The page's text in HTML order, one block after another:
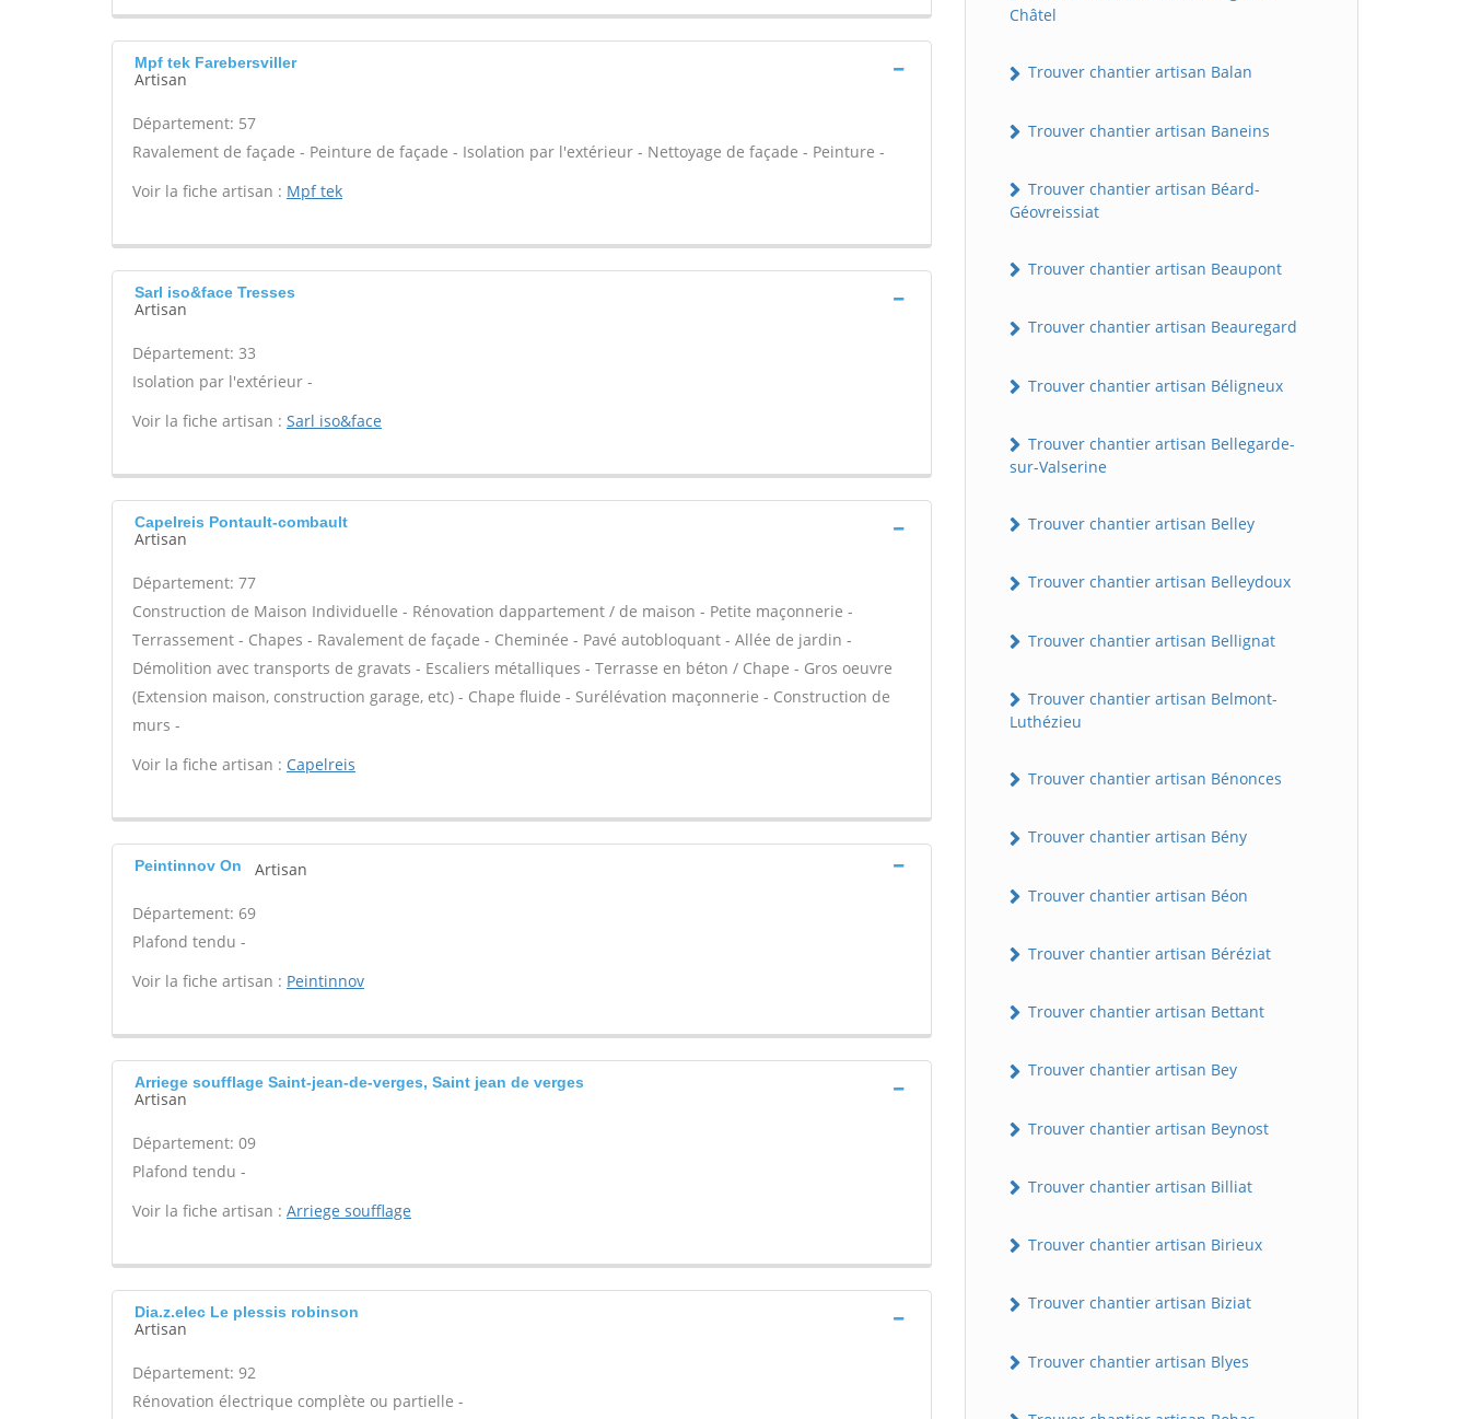
Mpf tek Farebersviller
Artisan
Département: 57
Ravalement de façade - Peinture de façade - Isolation par l'extérieur - Nettoyage de façade - Peinture -
Voir la fiche artisan : Mpf tek
Sarl iso&face Tresses
Artisan
Département: 33
Isolation par l'extérieur -
Voir la fiche artisan : Sarl iso&face
Capelreis Pontault-combault
Artisan
Département: 77
Construction de Maison Individuelle - Rénovation dappartement / de maison - Petite maçonnerie -
Terrassement - Chapes - Ravalement de façade - Cheminée - Pavé autobloquant - Allée de jardin -
Démolition avec transports de gravats - Escaliers métalliques - Terrasse en béton / Chape - Gros oeuvre
(Extension maison, construction garage, etc) - Chape fluide - Surélévation maçonnerie - Construction de
murs -
Voir la fiche artisan : Capelreis
Peintinnov On Artisan
Département: 69
Plafond tendu -
Voir la fiche artisan : Peintinnov
Arriege soufflage Saint-jean-de-verges, Saint jean de verges
Artisan
Département: 09
Plafond tendu -
Voir la fiche artisan : Arriege soufflage
Dia.z.elec Le plessis robinson
Artisan
Département: 92
Rénovation électrique complète ou partielle -
Châtel
Trouver chantier artisan Balan
Trouver chantier artisan Baneins
Trouver chantier artisan Béard-
Géovreissiat
Trouver chantier artisan Beaupont
Trouver chantier artisan Beauregard
Trouver chantier artisan Béligneux
Trouver chantier artisan Bellegarde-
sur-Valserine
Trouver chantier artisan Belley
Trouver chantier artisan Belleydoux
Trouver chantier artisan Bellignat
Trouver chantier artisan Belmont-
Luthézieu
Trouver chantier artisan Bénonces
Trouver chantier artisan Bény
Trouver chantier artisan Béon
Trouver chantier artisan Béréziat
Trouver chantier artisan Bettant
Trouver chantier artisan Bey
Trouver chantier artisan Beynost
Trouver chantier artisan Billiat
Trouver chantier artisan Birieux
Trouver chantier artisan Biziat
Trouver chantier artisan Blyes